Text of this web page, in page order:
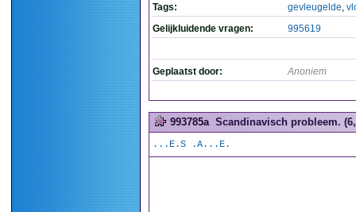
Tags:
gevleugelde,
Gelijkluidende vragen:
995619
Geplaatst door: Anoniem
993785a Scandinavisch probleem.
...E.S .A...E.